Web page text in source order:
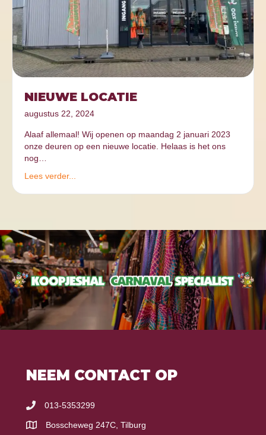
NIEUWE LOCATIE
augustus 22, 2024
Alaaf allemaal! Wij openen op maandag 2 januari 2023
onze deuren op een nieuwe locatie. Helaas is het ons
nog…
Lees verder...
NEEM CONTACT OP
013-5353299
Bosscheweg 247C, Tilburg